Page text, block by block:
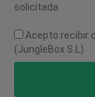
solicitada
Acepto recibir
(JungleBox S.L)